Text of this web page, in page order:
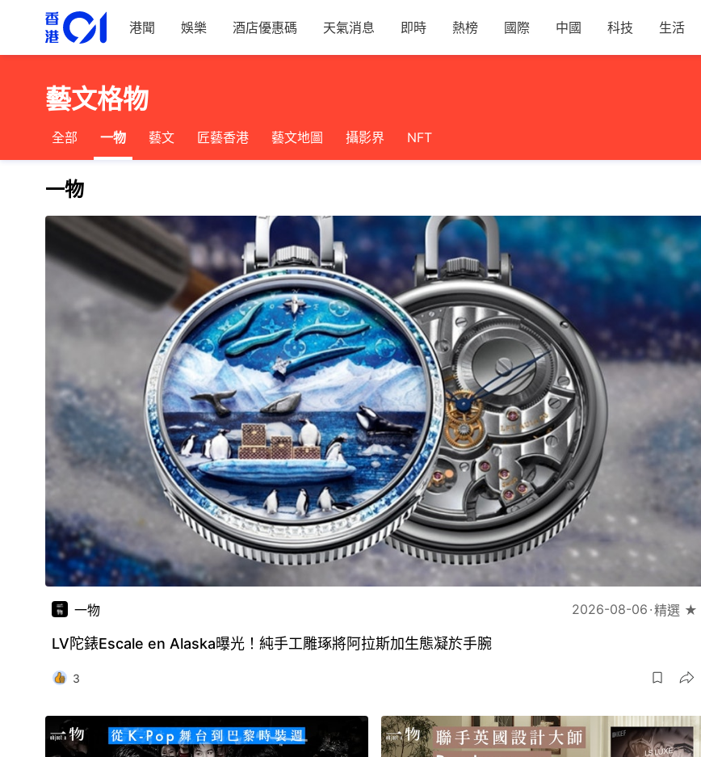
港聞 娛樂 酒店優惠碼 天氣消息 即時 熱榜 國際 中國 科技 生活
藝文格物
全部 一物 藝文 匠藝香港 藝文地圖 攝影界 NFT
一物
一物 2026-08-06 精選 ★
LV陀錶Escale en Alaska曝光！純手工雕琢將阿拉斯加生態凝於手腕
3